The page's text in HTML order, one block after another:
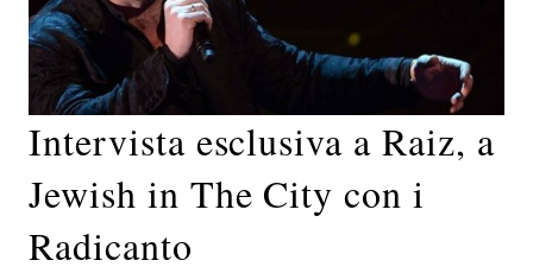
Intervista esclusiva a Raiz, a
Jewish in The City con i
Radicanto